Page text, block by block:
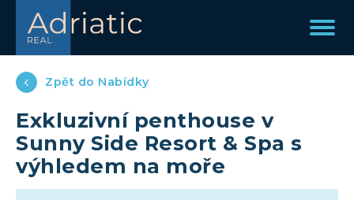
Zpět do Nabídky
Exkluzivní penthouse v
Sunny Side Resort & Spa s
výhledem na moře